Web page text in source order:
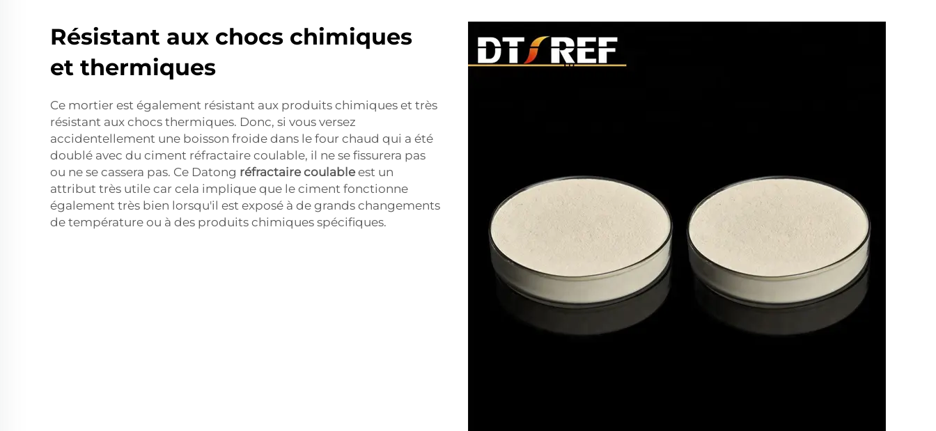
Résistant aux chocs chimiques
et thermiques
Ce mortier est également résistant aux produits chimiques et très
résistant aux chocs thermiques. Donc, si vous versez
accidentellement une boisson froide dans le four chaud qui a été
doublé avec du ciment réfractaire coulable, il ne se fissurera pas
ou ne se cassera pas. Ce Datong réfractaire coulableest un
attribut très utile car cela implique que le ciment fonctionne
également très bien lorsqu'il est exposé à de grands changements
de température ou à des produits chimiques spécifiques.